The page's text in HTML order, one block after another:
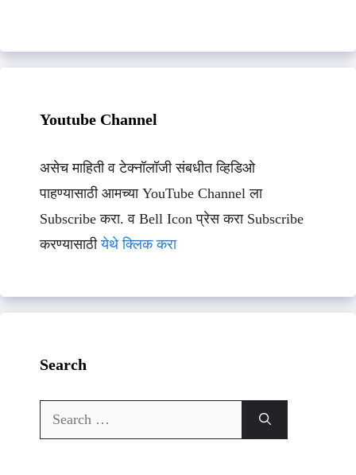
Youtube Channel
असेच माहिती व टेक्नॉलॉजी संबधीत व्हिडिओ
पाहण्यासाठी आमच्या YouTube Channel ला
Subscribe करा. व Bell Icon प्रेस करा Subscribe
करण्यासाठीयेथे क्लिक करा
Search
Search
for: